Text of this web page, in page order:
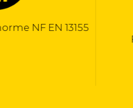
EN 13155